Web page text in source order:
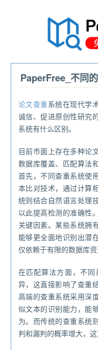
PaperFree_不同
论文查重系统在现代学
诚信、促进原创性研究
系统有什么区别。
目前市面上存在多种论
数据库覆盖、匹配算法
首先，不同查重系统使
本比对技术，通过计算
统则结合自然语言处理
以此提高检测的准确性
关键因素。某些系统拥
能够更全面地识别出潜
仅依赖于有限的数据库
在匹配算法方面，不
异，这直接影响了查重
高端的查重系统采用深
似文本的识别能力，能
为。而传统的查重系统
判和漏判的概率增大，